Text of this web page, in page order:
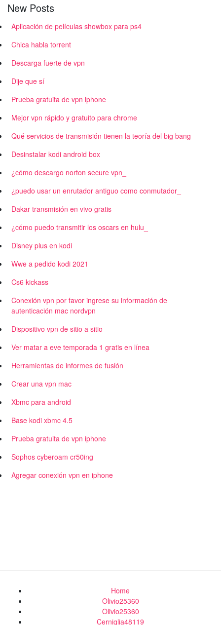
New Posts
Aplicación de películas showbox para ps4
Chica habla torrent
Descarga fuerte de vpn
Dije que sí
Prueba gratuita de vpn iphone
Mejor vpn rápido y gratuito para chrome
Qué servicios de transmisión tienen la teoría del big bang
Desinstalar kodi android box
¿cómo descargo norton secure vpn_
¿puedo usar un enrutador antiguo como conmutador_
Dakar transmisión en vivo gratis
¿cómo puedo transmitir los oscars en hulu_
Disney plus en kodi
Wwe a pedido kodi 2021
Cs6 kickass
Conexión vpn por favor ingrese su información de
autenticación mac nordvpn
Dispositivo vpn de sitio a sitio
Ver matar a eve temporada 1 gratis en línea
Herramientas de informes de fusión
Crear una vpn mac
Xbmc para android
Base kodi xbmc 4.5
Prueba gratuita de vpn iphone
Sophos cyberoam cr50ing
Agregar conexión vpn en iphone
Home
Olivio25360
Olivio25360
Cerniglia48119